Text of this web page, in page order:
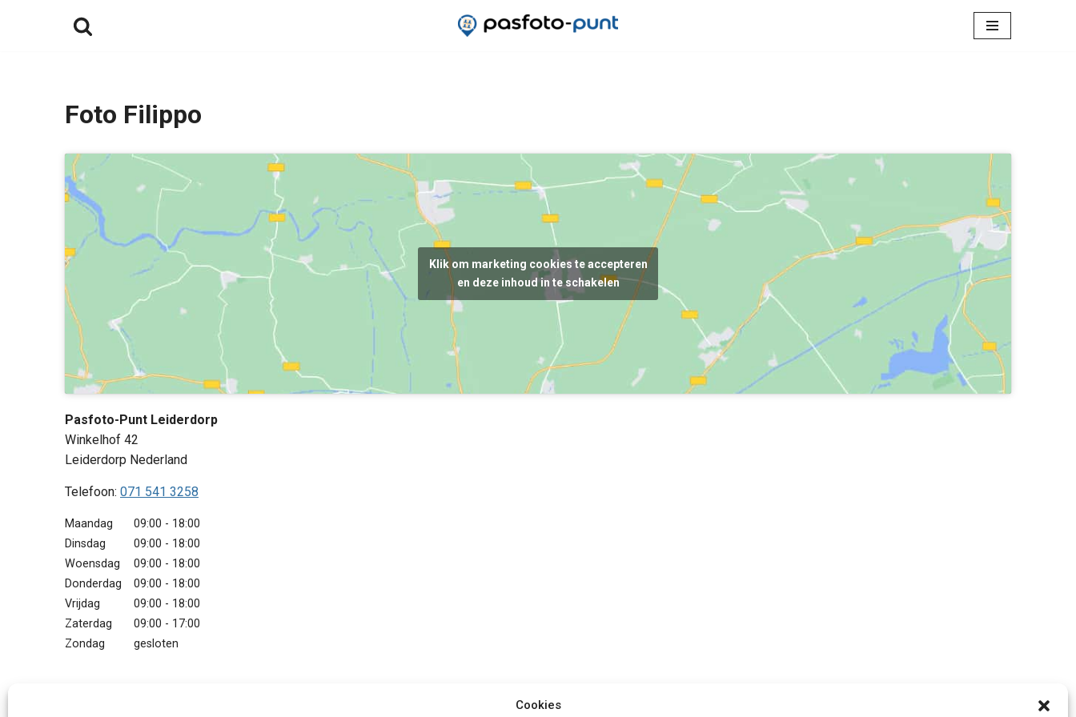
Cookies
Foto Filippo
Klik om marketing cookies te accepteren
en deze inhoud in te schakelen
Pasfoto-Punt Leiderdorp
Winkelhof 42
Leiderdorp Nederland
Telefoon: 071 541 3258
Maandag
09:00 - 18:00
Dinsdag
09:00 - 18:00
Woensdag
09:00 - 18:00
Donderdag
09:00 - 18:00
Vrijdag
09:00 - 18:00
Zaterdag
09:00 - 17:00
Zondag
gesloten